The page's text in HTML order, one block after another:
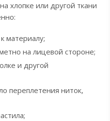
хлопке или другой ткани
материалу;
на лицевой стороне;
и другой
переплетения ниток,